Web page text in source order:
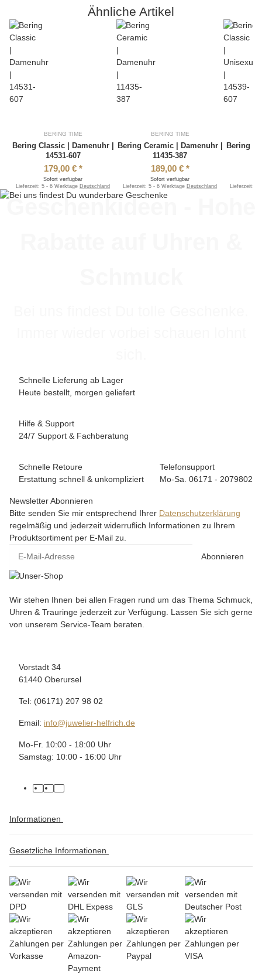
Ähnliche Artikel
BERING TIME
Bering Classic | Damenuhr |
14531-607
179,00 € *
Sofort verfügbar
Lieferzeit:5 - 6 Werktage Deutschland
BERING TIME
Bering Ceramic | Damenuhr |
11435-387
189,00 € *
Sofort verfügbar
Lieferzeit:5 - 6 Werktage Deutschland
Bering
Lieferzeit:
Geschenkideen - Hohe
Schnelle Lieferung ab Lager
Heute bestellt, morgen geliefert
Hilfe & Support
24/7 Support & Fachberatung
Schnelle Retoure
Erstattung schnell & unkompliziert
Telefonsupport
Mo-Sa. 06171 - 2079802
Newsletter Abonnieren
Bitte senden Sie mir entsprechend Ihrer Datenschutzerklärung
regelmäßig und jederzeit widerruflich Informationen zu Ihrem
Produktsortiment per E-Mail zu.
Abonnieren
Wir stehen Ihnen bei allen Fragen rund um das Thema Schmuck,
Uhren & Trauringe jederzeit zur Verfügung. Lassen Sie sich gerne
von unserem Service-Team beraten.
Vorstadt 34
61440 Oberursel
Tel: (06171) 207 98 02
Email: info@juwelier-helfrich.de
Mo-Fr. 10:00 - 18:00 Uhr
Samstag: 10:00 - 16:00 Uhr
Informationen
Gesetzliche Informationen